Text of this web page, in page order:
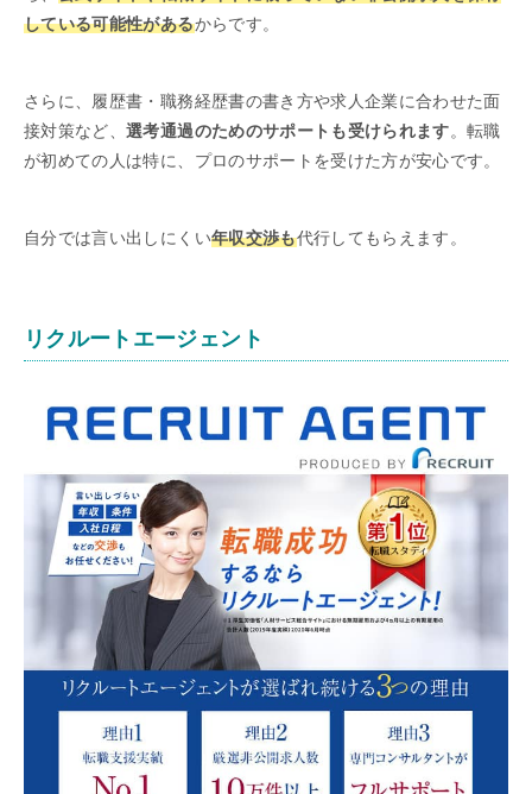
している可能性があるからです。
さらに、履歴書・職務経歴書の書き方や求人企業に合わせた面
接対策など、選考通過のためのサポートも受けられます。転職
が初めての人は特に、プロのサポートを受けた方が安心です。
自分では言い出しにくい年収交渉も代行してもらえます。
リクルートエージェント